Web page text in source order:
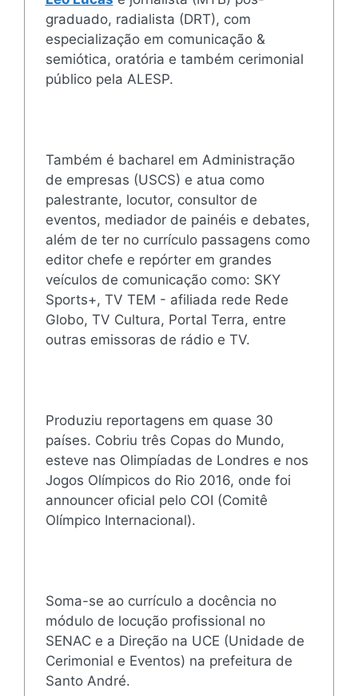
graduado, radialista (DRT), com
especialização em comunicação &
semiótica, oratória e também cerimonial
público pela ALESP.
Também é bacharel em Administração
de empresas (USCS) e atua como
palestrante, locutor, consultor de
eventos, mediador de painéis e debates,
além de ter no currículo passagens como
editor chefe e repórter em grandes
veículos de comunicação como: SKY
Sports+, TV TEM - afiliada rede Rede
Globo, TV Cultura, Portal Terra, entre
outras emissoras de rádio e TV.
Produziu reportagens em quase 30
países. Cobriu três Copas do Mundo,
esteve nas Olimpíadas de Londres e nos
Jogos Olímpicos do Rio 2016, onde foi
announcer oficial pelo COI (Comitê
Olímpico Internacional).
Soma-se ao currículo a docência no
módulo de locução profissional no
SENAC e a Direção na UCE (Unidade de
Cerimonial e Eventos) na prefeitura de
Santo André.